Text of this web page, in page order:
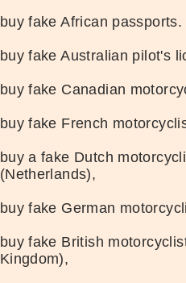
buy fake African passports.
buy fake Australian pilot's
buy fake Canadian
buy fake French
buy a fake Dutch
(Netherlands),
buy fake German
buy fake British
Kingdom),